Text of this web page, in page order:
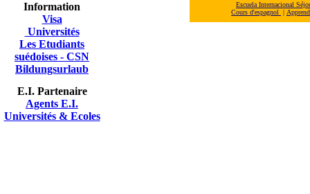
Information
Visa
Universités
Les Etudiants
suédoises - CSN
Bildungsurlaub
E.I. Partenaire
Agents E.I.
Universités & Ecoles
Escuela Internacional
Cours d'espagnol
|